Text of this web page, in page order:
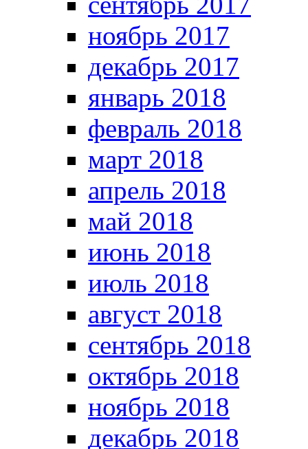
ноябрь 2017
декабрь 2017
январь 2018
февраль 2018
март 2018
апрель 2018
май 2018
июнь 2018
июль 2018
август 2018
сентябрь 2018
октябрь 2018
ноябрь 2018
декабрь 2018